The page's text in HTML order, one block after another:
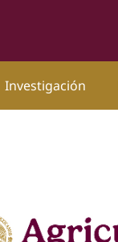
Investigación